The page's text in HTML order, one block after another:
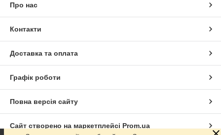
Про нас
Контакти
Доставка та оплата
Графік роботи
Повна версія сайту
Сайт створено на маркетплейсі Prom.ua